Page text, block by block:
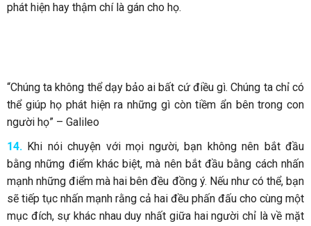
phát hiện hay thậm chí là gán cho họ.
“Chúng ta không thể dạy bảo ai bất cứ điều gì. Chúng ta chỉ có
thể giúp họ phát hiện ra những gì còn tiềm ẩn bên trong con
người họ” – Galileo
14. Khi nói chuyện với mọi người, bạn không nên bắt đầu
bằng những điểm khác biệt, mà nên bắt đầu bằng cách nhấn
mạnh những điểm mà hai bên đều đồng ý. Nếu như có thể, bạn
sẽ tiếp tục nhấn mạnh rằng cả hai đều phấn đấu cho cùng một
mục đích, sự khác nhau duy nhất giữa hai người chỉ là về mặt